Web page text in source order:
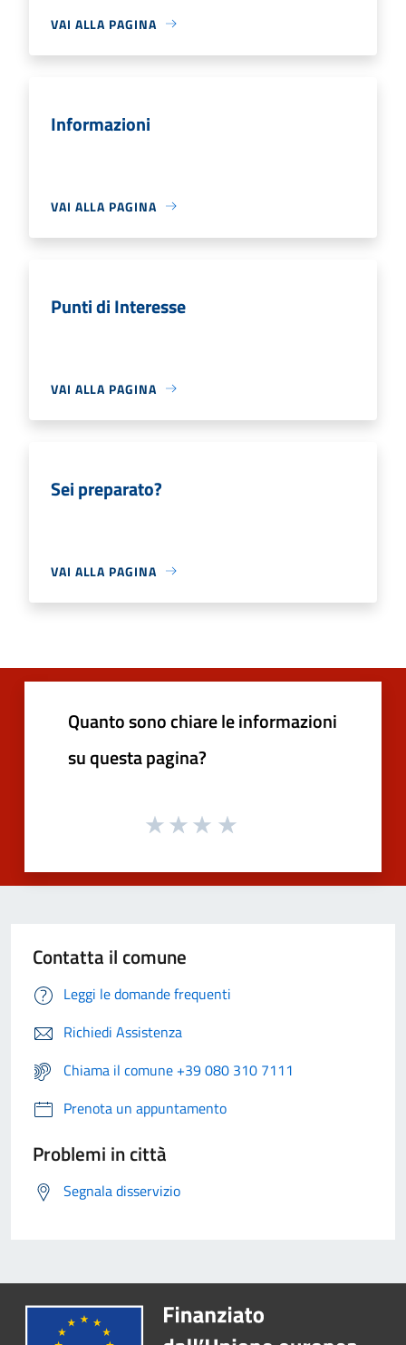
VAI ALLA PAGINA
Informazioni
VAI ALLA PAGINA
Punti di Interesse
VAI ALLA PAGINA
Sei preparato?
VAI ALLA PAGINA
Quanto sono chiare le informazioni
su questa pagina?
Contatta il comune
Leggi le domande frequenti
Richiedi Assistenza
Chiama il comune +39 080 310 7111
Prenota un appuntamento
Problemi in città
Segnala disservizio